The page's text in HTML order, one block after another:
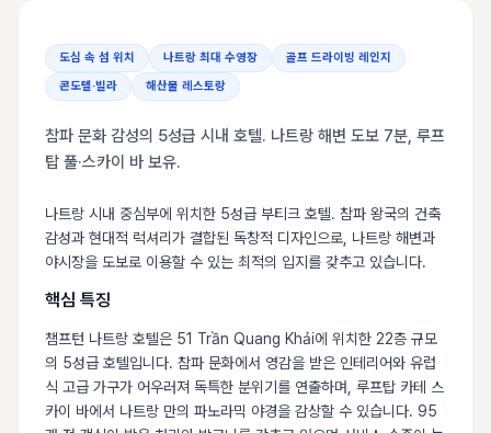
도심 속 섬 위치 나트랑 최대 수영장
골프 드라이빙 레인지
콘도텔·빌라
해산물 레스토랑
참파 문화 감성의 5성급 시내 호텔. 나트랑 해변 도보 7분, 루프
탑 풀·스카이 바 보유.
나트랑 시내 중심부에 위치한 5성급 부티크 호텔. 참파 왕국의 건축
감성과 현대적 럭셔리가 결합된 독창적 디자인으로, 나트랑 해변과
야시장을 도보로 이용할 수 있는 최적의 입지를 갖추고 있습니다.
핵심 특징
챔프턴 나트랑 호텔은 51 Trần Quang Khải에 위치한 22층 규모
의 5성급 호텔입니다. 참파 문화에서 영감을 받은 인테리어와 유럽
식 고급 가구가 어우러져 독특한 분위기를 연출하며, 루프탑 카테 스
카이 바에서 나트랑 만의 파노라믹 야경을 감상할 수 있습니다. 95